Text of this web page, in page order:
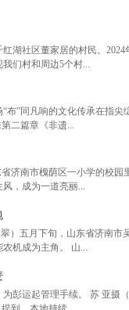
湖社区董家居的村民。
们村和周边5个村...
布”同凡响的文化传承在指
二篇章《非遗...
济南市槐荫区一小学的校园
，成为一道亮丽...
）五月下旬，山东省济南
机成为主角。 山...
彭运起管理手续。 苏 亚摄